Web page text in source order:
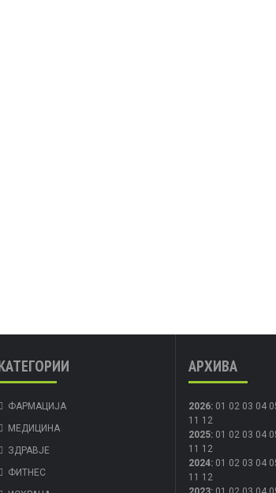
ФАРМАЦИЈА
МЕДИЦИНА
ЗДРАВЈЕ
ФИТНЕС
АРХИВА
2026: 01 02 03 04
11 12
2025: 01 02 03 04
11 12
2024: 01 02 03 04
11 12